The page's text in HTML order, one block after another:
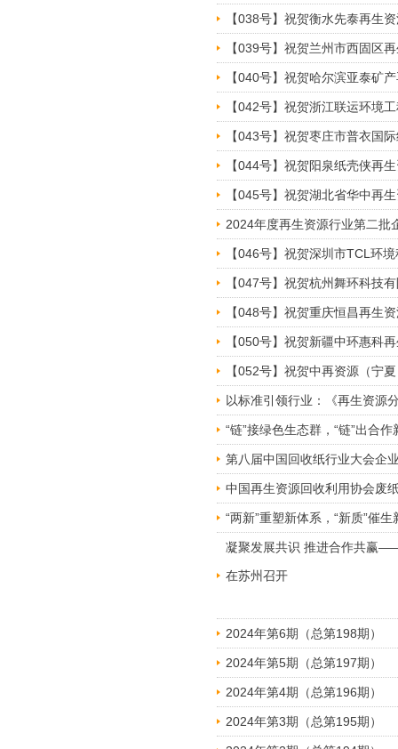
【038号】祝贺​衡水先泰再生
【039号】祝贺​兰州市西固区
【040号】祝贺​哈尔滨亚泰矿
【042号】祝贺​浙江联运环境
【043号】祝贺枣庄市普衣国
【044号】祝贺阳泉纸壳侠再
【045号】祝贺湖北省华中再
2024年度再生资源行业第二批
【046号】祝贺深圳市TCL环
【047号】祝贺杭州舞环科技
【048号】祝贺重庆恒昌再生
【050号】祝贺新疆中环惠科
【052号】祝贺中再资源（宁
以标准引领行业：《再生资源
“链”接绿色生态群，“链”出合
第八届中国回收纸行业大会企
中国再生资源回收利用协会废
“两新”重塑新体系，“新质”催
凝聚发展共识 推进合作共赢
在苏州召开
2024年第6期（总第198期）
2024年第5期（总第197期）
2024年第4期（总第196期）
2024年第3期（总第195期）